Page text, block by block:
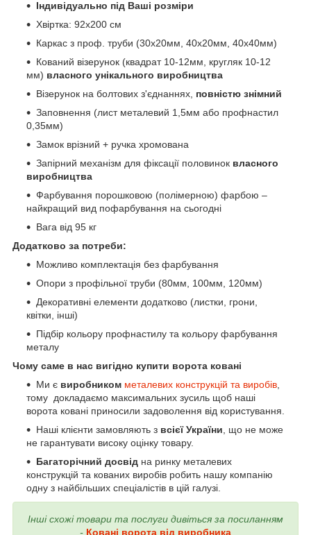
Індивідуально під Ваші розміри
Хвіртка: 92х200 см
Каркас з проф. труби (30х20мм, 40х20мм, 40х40мм)
Кований візерунок (квадрат 10-12мм, кругляк 10-12
мм) власного унікального виробництва
Візерунок на болтових з'єднаннях, повністю знімний
Заповнення (лист металевий 1,5мм або профнастил
0,35мм)
Замок врізний + ручка хромована
Запірний механізм для фіксації половинок власного
виробництва
Фарбування порошковою (полімерною) фарбою –
найкращий вид пофарбування на сьогодні
Вага від 95 кг
Додатково за потреби:
Можливо комплектація без фарбування
Опори з профільної труби (80мм, 100мм, 120мм)
Декоративні елементи додатково (листки, грони,
квітки, інші)
Підбір кольору профнастилу та кольору фарбування
металу
Чому саме в нас вигідно купити ворота ковані
Ми є виробником металевих конструкцій та виробів,
тому докладаємо максимальних зусиль щоб наші
ворота ковані приносили задоволення від користування.
Наші клієнти замовляють з всієї України, що не може
не гарантувати високу оцінку товару.
Багаторічний досвід на ринку металевих
конструкцій та кованих виробів робить нашу компанію
одну з найбільших спеціалістів в цій галузі.
Інші схожі товари та послуги дивіться за посиланням
- Ковані ворота від виробника